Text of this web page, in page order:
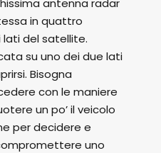
antenna radar
in quattro
del satellite.
su uno dei due lati
Bisogna
con le maniere
un po’ il veicolo
per decidere e
uno